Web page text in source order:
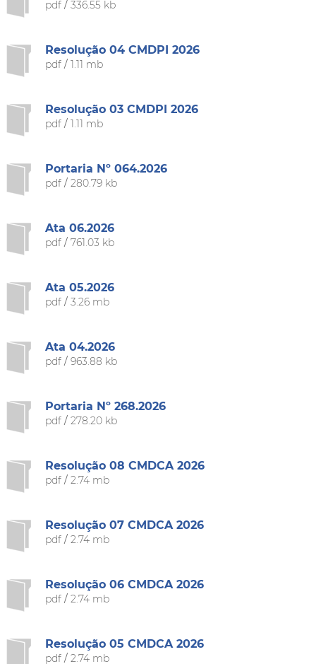
pdf/ 336.55 kb
Resolução 04 CMDPI 2026
pdf/ 1.11 mb
Resolução 03 CMDPI 2026
pdf/ 1.11 mb
Portaria Nº 064.2026
pdf/ 280.79 kb
Ata 06.2026
pdf/ 761.03 kb
Ata 05.2026
pdf/ 3.26 mb
Ata 04.2026
pdf/ 963.88 kb
Portaria Nº 268.2026
pdf/ 278.20 kb
Resolução 08 CMDCA 2026
pdf/ 2.74 mb
Resolução 07 CMDCA 2026
pdf/ 2.74 mb
Resolução 06 CMDCA 2026
pdf/ 2.74 mb
Resolução 05 CMDCA 2026
pdf/ 2.74 mb